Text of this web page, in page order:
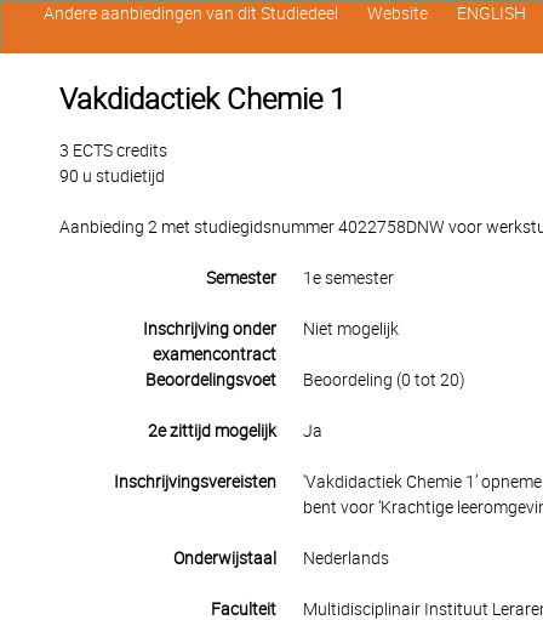
Vakdidactiek Chemie 1
3 ECTS credits
90 u studietijd
Aanbieding 2 met studiegidsnummer 4022758DNW voor
Semester 1e semester
Inschrijving onder
examencontract
Niet mogelijk
Beoordelingsvoet Beoordeling (0 tot 20)
2e zittijd mogelijk Ja
Inschrijvingsvereisten
'Vakdidactiek Chemie 1’
bent voor ‘Krachtige
Onderwijstaal Nederlands
Faculteit Multidisciplinair Instituut
Andere aanbiedingen van dit Studiedeel Website ENGLISH